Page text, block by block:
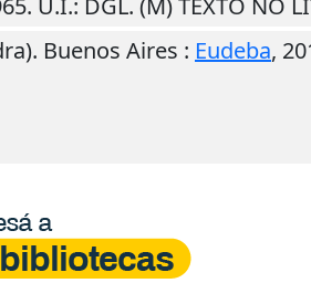
. U.I.: DGL. (M) TEXTO NO
Buenos Aires : Eudeba,